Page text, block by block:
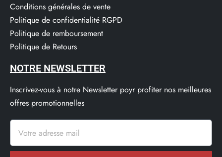
Conditions générales de vente
Politique de confidentialité RGPD
Politique de remboursement
Politique de Retours
NOTRE NEWSLETTER
Inscrivez-vous à notre Newsletter poyr profiter nos meilleures
offres promotionnelles